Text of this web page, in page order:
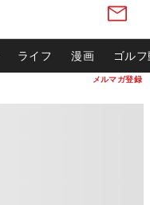
メルマガ登録
ライフ 漫画 ゴル